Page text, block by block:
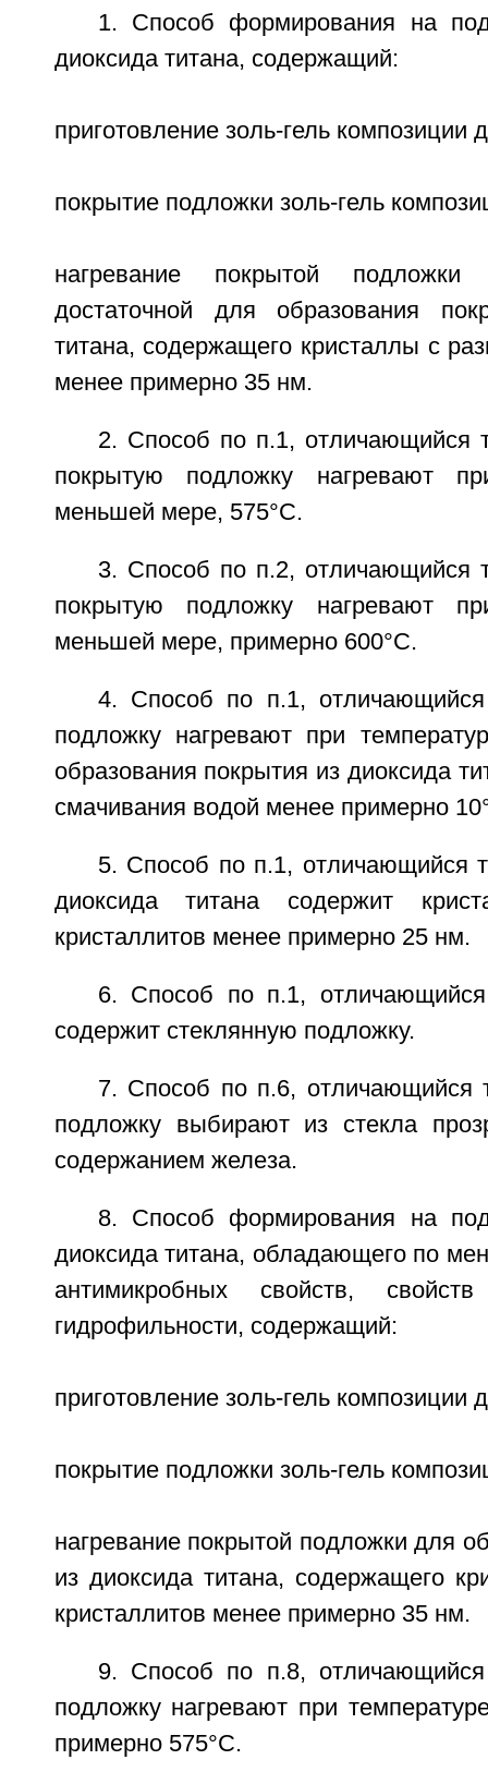
1. Способ формирования на
диоксида титана, содержащий:
приготовление золь-гель композиции
покрытие подложки золь-гель
нагревание покрытой подложки
достаточной для образования
титана, содержащего кристаллы с
менее примерно 35 нм.
2. Способ по п.1, отличающийся
покрытую подложку нагревают
меньшей мере, 575°С.
3. Способ по п.2, отличающийся
покрытую подложку нагревают
меньшей мере, примерно 600°С.
4. Способ по п.1,
подложку нагревают при
образования покрытия из диоксида
смачивания водой менее примерно
5. Способ по п.1, отличающийся
диоксида титана содержит
кристаллитов менее примерно 25 нм.
6. Способ по п.1,
содержит стеклянную подложку.
7. Способ по п.6, отличающийся
подложку выбирают из стекла
содержанием железа.
8. Способ формирования на
диоксида титана, обладающего по
антимикробных свойств,
гидрофильности, содержащий:
приготовление золь-гель композиции
покрытие подложки золь-гель
нагревание покрытой подложки для
из диоксида титана, содержащего
кристаллитов менее примерно 35 нм.
9. Способ по п.8,
подложку нагревают при
примерно 575°С.